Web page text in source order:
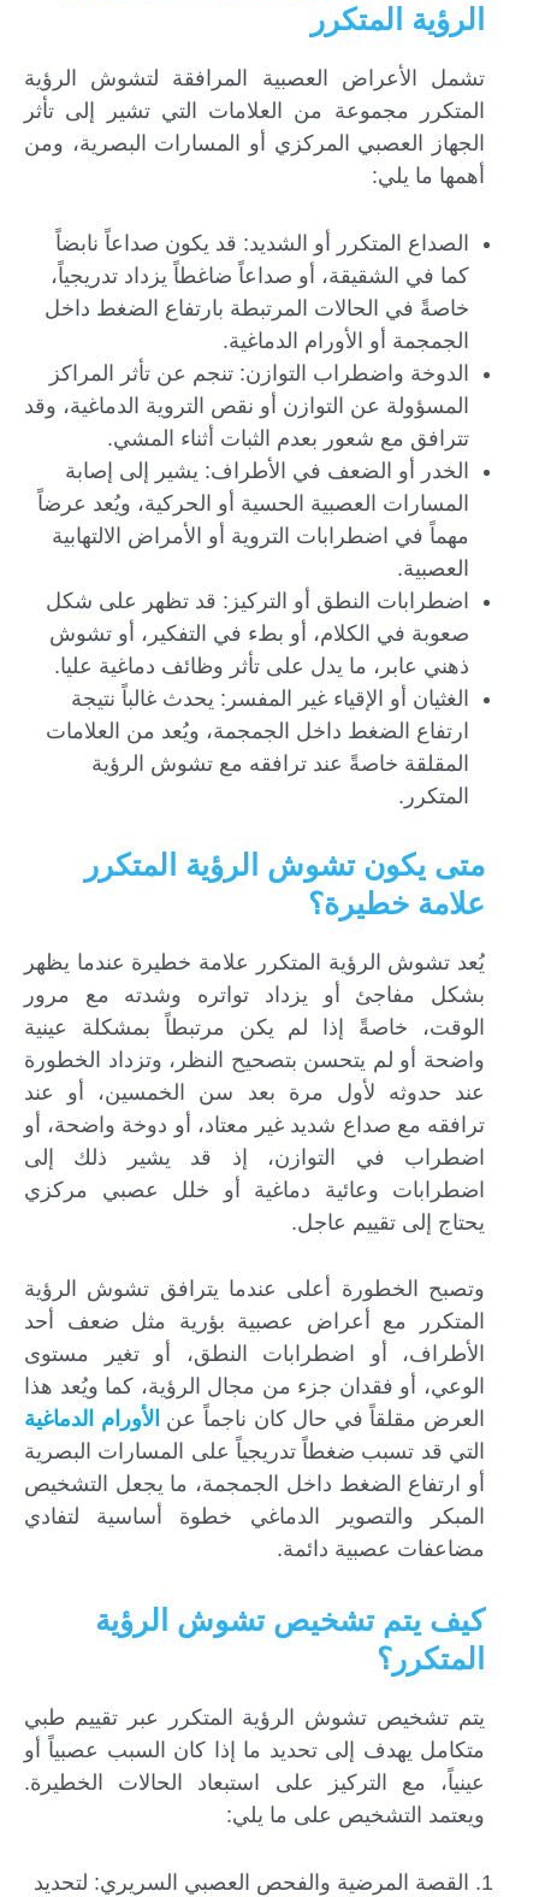
الرؤية المتكرر
تشمل الأعراض العصبية المرافقة لتشوش الرؤية
المتكرر مجموعة من العلامات التي تشير إلى تأثر
الجهاز العصبي المركزي أو المسارات البصرية، ومن
أهمها ما يلي:
الصداع المتكرر أو الشديد: قد يكون صداعاً نابضاً
كما في الشقيقة، أو صداعاً ضاغطاً يزداد تدريجياً،
خاصةً في الحالات المرتبطة بارتفاع الضغط داخل
الجمجمة أو الأورام الدماغية.
الدوخة واضطراب التوازن: تنجم عن تأثر المراكز
المسؤولة عن التوازن أو نقص التروية الدماغية، وقد
تترافق مع شعور بعدم الثبات أثناء المشي.
الخدر أو الضعف في الأطراف: يشير إلى إصابة
المسارات العصبية الحسية أو الحركية، ويُعد عرضاً
مهماً في اضطرابات التروية أو الأمراض الالتهابية
العصبية.
اضطرابات النطق أو التركيز: قد تظهر على شكل
صعوبة في الكلام، أو بطء في التفكير، أو تشوش
ذهني عابر، ما يدل على تأثر وظائف دماغية عليا.
الغثيان أو الإقياء غير المفسر: يحدث غالباً نتيجة
ارتفاع الضغط داخل الجمجمة، ويُعد من العلامات
المقلقة خاصةً عند ترافقه مع تشوش الرؤية
المتكرر.
متى يكون تشوش الرؤية المتكرر
علامة خطيرة؟
يُعد تشوش الرؤية المتكرر علامة خطيرة عندما يظهر
بشكل مفاجئ أو يزداد تواتره وشدته مع مرور
الوقت، خاصةً إذا لم يكن مرتبطاً بمشكلة عينية
واضحة أو لم يتحسن بتصحيح النظر، وتزداد الخطورة
عند حدوثه لأول مرة بعد سن الخمسين، أو عند
ترافقه مع صداع شديد غير معتاد، أو دوخة واضحة، أو
اضطراب في التوازن، إذ قد يشير ذلك إلى
اضطرابات وعائية دماغية أو خلل عصبي مركزي
يحتاج إلى تقييم عاجل.
وتصبح الخطورة أعلى عندما يترافق تشوش الرؤية
المتكرر مع أعراض عصبية بؤرية مثل ضعف أحد
الأطراف، أو اضطرابات النطق، أو تغير مستوى
الوعي، أو فقدان جزء من مجال الرؤية، كما ويُعد هذا
العرض مقلقاً في حال كان ناجماً عن الأورام الدماغية
التي قد تسبب ضغطاً تدريجياً على المسارات البصرية
أو ارتفاع الضغط داخل الجمجمة، ما يجعل التشخيص
المبكر والتصوير الدماغي خطوة أساسية لتفادي
مضاعفات عصبية دائمة.
كيف يتم تشخيص تشوش الرؤية
المتكرر؟
يتم تشخيص تشوش الرؤية المتكرر عبر تقييم طبي
متكامل يهدف إلى تحديد ما إذا كان السبب عصبياً أو
عينياً، مع التركيز على استبعاد الحالات الخطيرة.
ويعتمد التشخيص على ما يلي:
القصة المرضية والفحص العصبي السريري: لتحديد